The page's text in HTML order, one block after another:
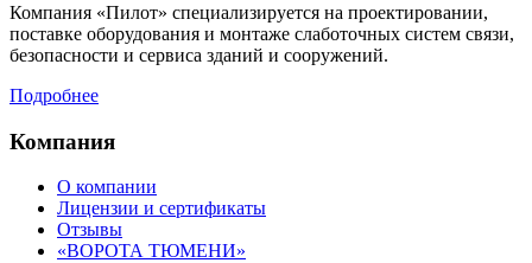
Компания «Пилот» специализируется на проектировании,
поставке оборудования и монтаже слаботочных систем связи,
безопасности и сервиса зданий и сооружений.
Подробнее
Компания
О компании
Лицензии и сертификаты
Отзывы
«ВОРОТА ТЮМЕНИ»